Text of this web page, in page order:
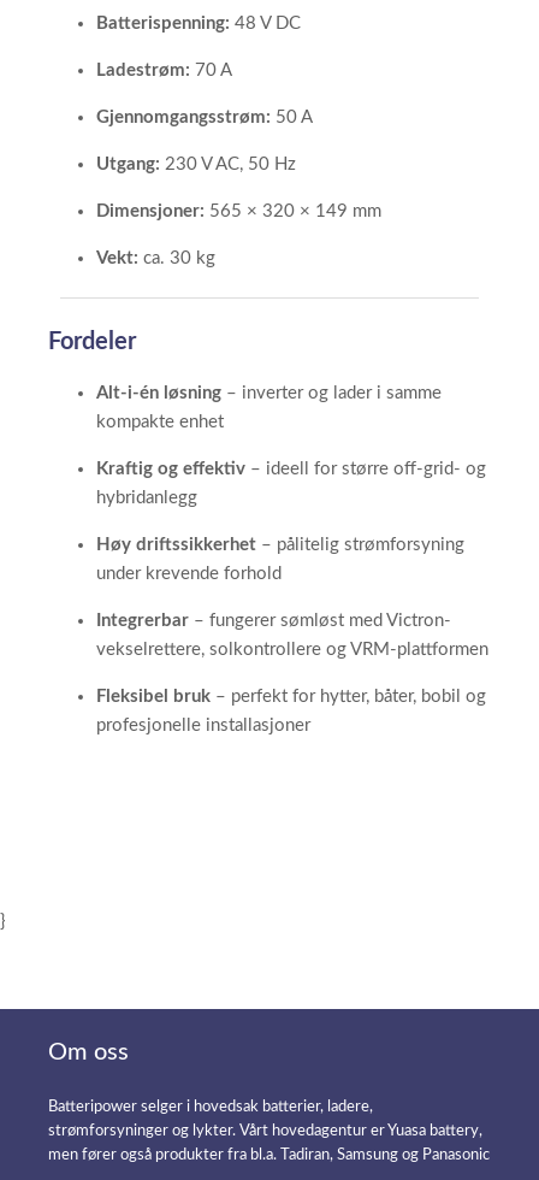
Batterispenning: 48 V DC
Ladestrøm: 70 A
Gjennomgangsstrøm: 50 A
Utgang: 230 V AC, 50 Hz
Dimensjoner: 565 × 320 × 149 mm
Vekt: ca. 30 kg
Fordeler
Alt-i-én løsning – inverter og lader i samme
kompakte enhet
Kraftig og effektiv – ideell for større off-grid- og
hybridanlegg
Høy driftssikkerhet – pålitelig strømforsyning
under krevende forhold
Integrerbar – fungerer sømløst med Victron-
vekselrettere, solkontrollere og VRM-plattformen
Fleksibel bruk – perfekt for hytter, båter, bobil og
profesjonelle installasjoner
}
Om oss
Batteripower selger i hovedsak batterier, ladere,
strømforsyninger og lykter. Vårt hovedagentur er Yuasa battery,
men fører også produkter fra bl.a. Tadiran, Samsung og Panasonic